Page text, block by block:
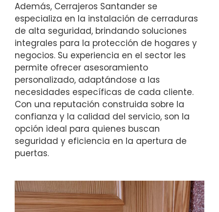
Además, Cerrajeros Santander se
especializa en la instalación de cerraduras
de alta seguridad, brindando soluciones
integrales para la protección de hogares y
negocios. Su experiencia en el sector les
permite ofrecer asesoramiento
personalizado, adaptándose a las
necesidades específicas de cada cliente.
Con una reputación construida sobre la
confianza y la calidad del servicio, son la
opción ideal para quienes buscan
seguridad y eficiencia en la apertura de
puertas.